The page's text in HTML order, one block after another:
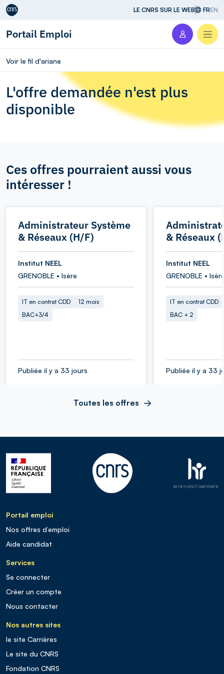
Aller au contenu LE CNRS SUR LE WEB FREN
Portail Emploi
Voir le fil d'ariane
L'offre demandée n'est plus
disponible
Ces offres pourraient aussi vous
intéresser !
Administrateur Système
& Réseaux (H/F)
Institut NEEL
GRENOBLE • Isère
IT en contrat CDD
12 mois
BAC+3/4
Publiée il y a 33 jours
& Réseaux
Institut NEEL
GRENOBLE •
IT en contrat CDD
BAC + 2
Publiée il y a 33
Toutes les offres
Portail emploi
Nos offres d’emploi
Aide candidat
Services
Se connecter
Créer un compte
Nous contacter
Nos autres sites
le site Carrières
Le site du CNRS
Fondation CNRS